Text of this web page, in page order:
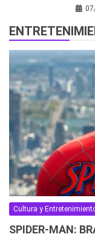
Cultura y
SPIDER-MAN: